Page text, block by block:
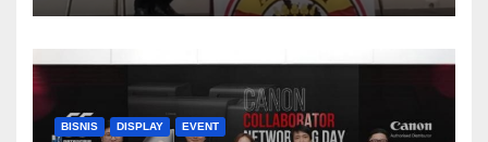
BISNIS DISPLAY EVENT